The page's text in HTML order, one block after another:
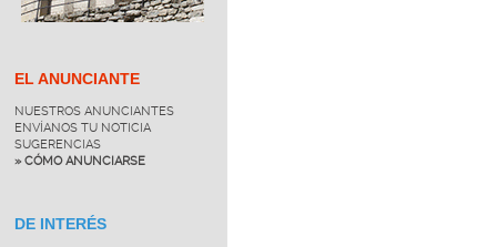
EL ANUNCIANTE
NUESTROS ANUNCIANTES
ENVÍANOS TU NOTICIA
SUGERENCIAS
» CÓMO ANUNCIARSE
DE INTERÉS